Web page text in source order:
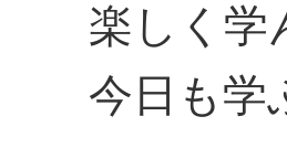
楽しく学
今日も学